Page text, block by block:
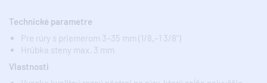
Technické parametre
Pre rúry s priemerom 3–35 mm (1/8„–1 3/8“)
Hrúbka steny max. 3 mm
Vlastnosti